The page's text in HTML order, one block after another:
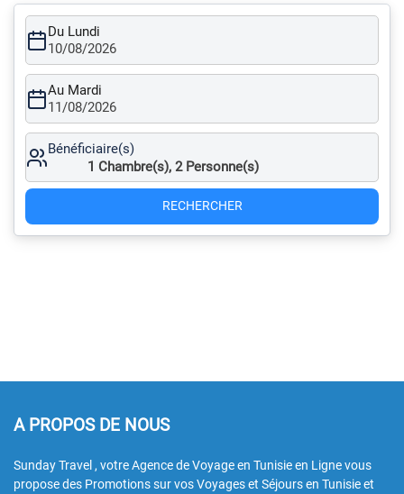
Du Lundi
10/08/2026
Au Mardi
11/08/2026
Bénéficiaire(s)
1 Chambre(s), 2 Personne(s)
RECHERCHER
A PROPOS DE NOUS
Sunday Travel , votre Agence de Voyage en Tunisie en Ligne vous
propose des Promotions sur vos Voyages et Séjours en Tunisie et